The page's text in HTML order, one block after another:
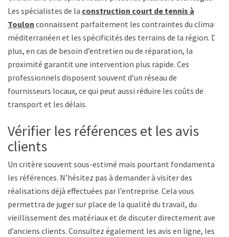
Les spécialistes de la construction court de tennis à
Toulon connaissent parfaitement les contraintes du climat
méditerranéen et les spécificités des terrains de la région. De
plus, en cas de besoin d’entretien ou de réparation, la
proximité garantit une intervention plus rapide. Ces
professionnels disposent souvent d’un réseau de
fournisseurs locaux, ce qui peut aussi réduire les coûts de
transport et les délais.
Vérifier les références et les avis
clients
Un critère souvent sous-estimé mais pourtant fondamental :
les références. N’hésitez pas à demander à visiter des
réalisations déjà effectuées par l’entreprise. Cela vous
permettra de juger sur place de la qualité du travail, du
vieillissement des matériaux et de discuter directement avec
d’anciens clients. Consultez également les avis en ligne, les